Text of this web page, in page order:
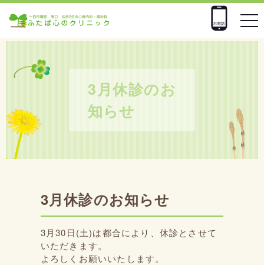
n
v
3月休診のお
知らせ
3月休診のお知らせ
3月30日(土)は都合により、休診とさせて
いただきます。
よろしくお願いいたします。